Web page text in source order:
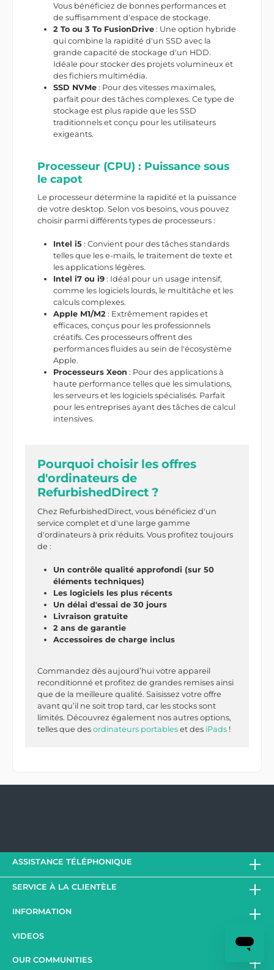
Vous bénéficiez de bonnes performances et
de suffisamment d'espace de stockage.
2 To ou 3 To FusionDrive: Une option hybride
qui combine la rapidité d'un SSD avec la
grande capacité de stockage d'un HDD.
Idéale pour stocker des projets volumineux et
des fichiers multimédia.
SSD NVMe: Pour des vitesses maximales,
parfait pour des tâches complexes. Ce type de
stockage est plus rapide que les SSD
traditionnels et conçu pour les utilisateurs
exigeants.
Processeur (CPU) : Puissance sous
le capot
Le processeur détermine la rapidité et la puissance
de votre desktop. Selon vos besoins, vous pouvez
choisir parmi différents types de processeurs :
Intel i5: Convient pour des tâches standards
telles que les e-mails, le traitement de texte et
les applications légères.
Intel i7 ou i9: Idéal pour un usage intensif,
comme les logiciels lourds, le multitâche et les
calculs complexes.
Apple M1/M2: Extrêmement rapides et
efficaces, conçus pour les professionnels
créatifs. Ces processeurs offrent des
performances fluides au sein de l'écosystème
Apple.
Processeurs Xeon : Pour des applications à
haute performance telles que les simulations,
les serveurs et les logiciels spécialisés. Parfait
pour les entreprises ayant des tâches de calcul
intensives.
Pourquoi choisir les offres
d'ordinateurs de
RefurbishedDirect ?
Chez RefurbishedDirect, vous bénéficiez d'un
service complet et d'une large gamme
d'ordinateurs à prix réduits. Vous profitez toujours
de :
Un contrôle qualité approfondi (sur 50
éléments techniques)
Les logiciels les plus récents
Un délai d'essai de 30 jours
Livraison gratuite
2 ans de garantie
Accessoires de charge inclus
Commandez dès aujourd’hui votre appareil
reconditionné et profitez de grandes remises ainsi
que de la meilleure qualité. Saisissez votre offre
avant qu’il ne soit trop tard, car les stocks sont
limités. Découvrez également nos autres options,
telles que des ordinateurs portables et des iPads !
ASSISTANCE TÉLÉPHONIQUE
SERVICE À LA CLIENTÈLE
INFORMATION
VIDEOS
OUR COMMUNITIES